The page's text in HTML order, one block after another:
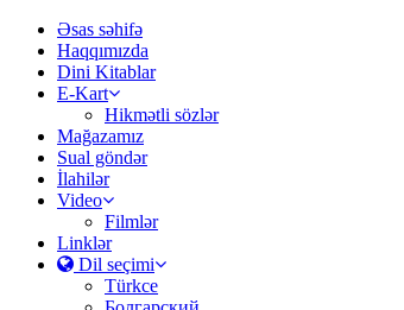
Əsas səhifə
Haqqımızda
Dini Kitablar
E-Kart
Hikmətli sözlər
Mağazamız
Sual göndər
İlahilər
Video
Filmlər
Linklər
Dil seçimi
Türkce